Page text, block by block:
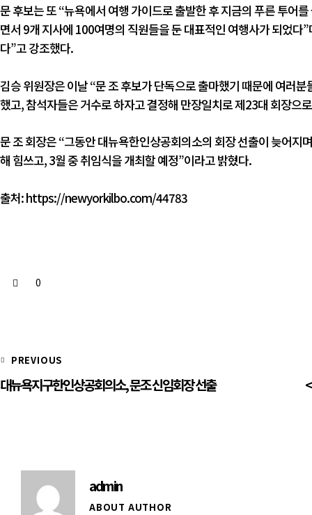
문 후보는 또 “뉴욕에서 여행 가이드로 출발한 후 지금의 푸른 투어
면서 9개 지사에 100여명의 직원들을 둔 대표적인 여행사가 되었
다”고 강조했다.
김승 위원장은 이날 “문 조 후보가 단독으로 출마했기 때문에 여러
했고, 참석자들은 거수로 하자고 결정해 만장일치로 제23대 회장으
문 조 회장은 “그동안 대뉴욕한인상공회의소의 회장 선출이 늦어지
해 힘쓰고, 3월 중 취임식을 개최할 예정”이라고 밝혔다.
출처:https://newyorkilbo.com/44783
0
PREVIOUS
대뉴욕지구한인상공회의소, 문조 신임회장 선출
admin
ABOUT AUTHOR